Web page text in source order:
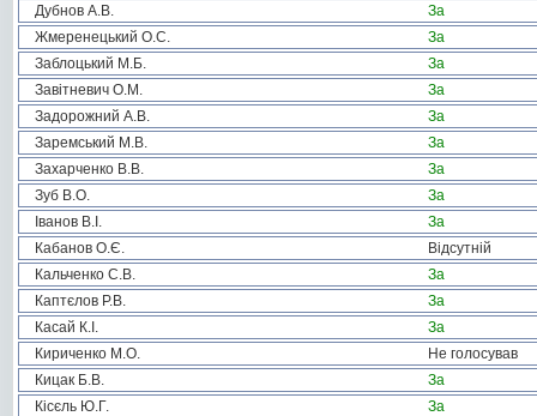
Дубнов А.В.
За
Жмеренецький О.С.
За
Заблоцький М.Б.
За
Завітневич О.М.
За
Задорожний А.В.
За
Заремський М.В.
За
Захарченко В.В.
За
Зуб В.О.
За
Іванов В.І.
За
Кабанов О.Є.
Відсутній
Кальченко С.В.
За
Каптєлов Р.В.
За
Касай К.І.
За
Кириченко М.О.
Не голосував
Кицак Б.В.
За
Кісєль Ю.Г.
За